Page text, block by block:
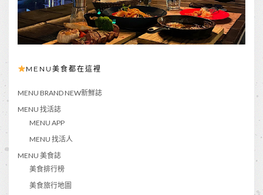
MENU美食都在這裡
MENU BRAND NEW新鮮誌
MENU 找活誌
MENU APP
MENU 找活人
MENU 美食誌
美食排行榜
美食旅行地圖